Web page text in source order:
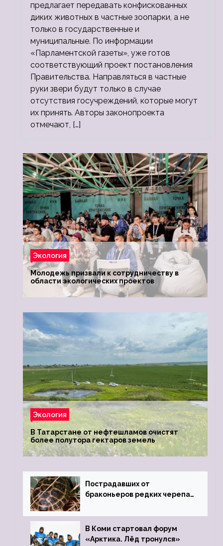
предлагает передавать конфискованных
диких животных в частные зоопарки, а не
только в государственные и
муниципальные. По информации
«Парламентской газеты», уже готов
соответствующий проект постановления
Правительства. Направляться в частные
руки звери будут только в случае
отсутствия госучреждений, которые могут
их принять. Авторы законопроекта
отмечают, […]
Экология
Молодежь призвали к сотрудничеству в
области экологических проектов
Экология
В Татарстане от нефтешламов очистят
более полутора гектаров земель
Пострадавших от
браконьеров редких черепах
зоопарк
В Коми стартовал форум
«Арктика. Лёд тронулся»